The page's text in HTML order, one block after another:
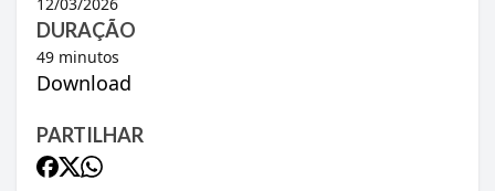
DURAÇÃO
49 minutos
Download
PARTILHAR